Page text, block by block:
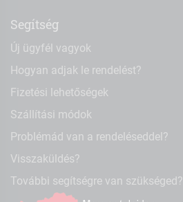
Segítség
Új ügyfél vagyok
Hogyan adjak le rendelést?
Fizetési lehetőségek
Szállítási módok
Problémád van a rendeléseddel?
Visszaküldés?
További segítségre van szükséged?